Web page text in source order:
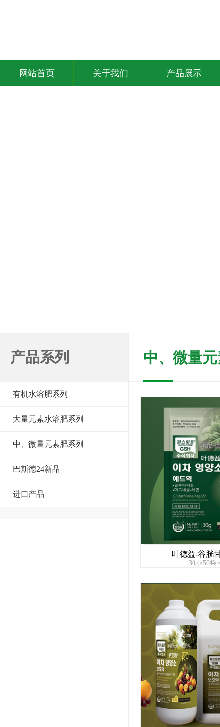
网站首页 关于我们 产品展示
产品系列
有机水溶肥系列
大量元素水溶肥系列
中、微量元素肥系列
巴斯德24新品
进口产品
中、微量
叶德益-谷胱
30g×50袋